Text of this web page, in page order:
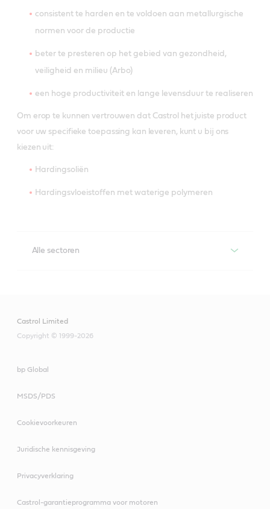
consistent te harden en te voldoen aan metallurgische
normen voor de productie
beter te presteren op het gebied van gezondheid,
veiligheid en milieu (Arbo)
een hoge productiviteit en lange levensduur te realiseren
Om erop te kunnen vertrouwen dat Castrol het juiste product
voor uw specifieke toepassing kan leveren, kunt u bij ons
kiezen uit:
Hardingsoliën
Hardingsvloeistoffen met waterige polymeren
Alle sectoren
oppervlakken, nagenoeg vrij van onvolkomenheden,
vlekken en marmeren.
Castrol Limited
Copyright © 1999-2026
bp Global
MSDS/PDS
Cookievoorkeuren
Juridische kennisgeving
Privacyverklaring
Castrol-garantieprogramma voor motoren